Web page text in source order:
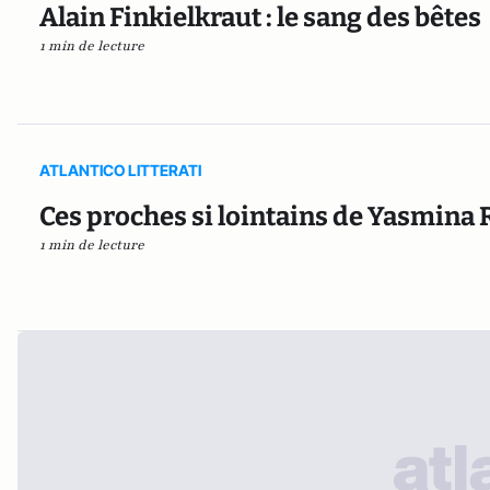
Alain Finkielkraut : le sang des bêtes
1 min de lecture
ATLANTICO LITTERATI
Ces proches si lointains de Yasmina
1 min de lecture